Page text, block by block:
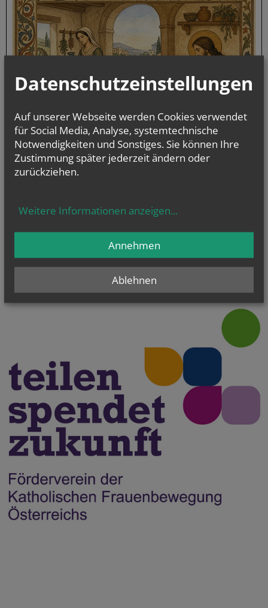
Datenschutzeinstellungen
Auf unserer Webseite werden Cookies verwendet
für Social Media, Analyse, systemtechnische
Notwendigkeiten und Sonstiges. Sie können Ihre
Zustimmung später jederzeit ändern oder
zurückziehen.
Weitere Informationen anzeigen...
Ablehnen
Annehmen